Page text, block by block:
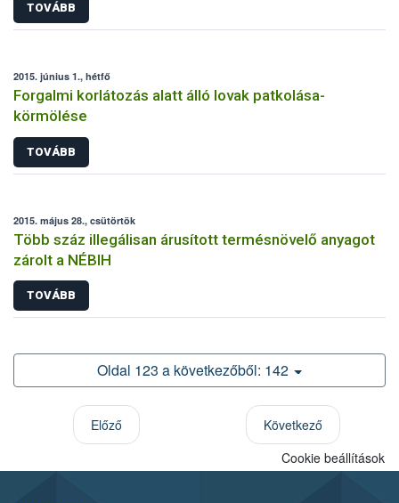
TOVÁBB
2015. június 1., hétfő
Forgalmi korlátozás alatt álló lovak patkolása-
körmölése
TOVÁBB
2015. május 28., csütörtök
Több száz illegálisan árusított termésnövelő anyagot
zárolt a NÉBIH
TOVÁBB
Oldal 123 a következőből: 142
Előző
Következő
Cookie beállítások